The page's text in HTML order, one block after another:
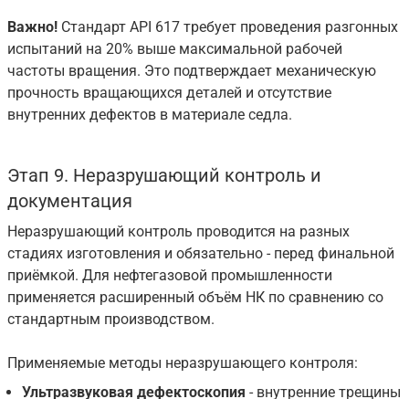
Важно! Стандарт API 617 требует проведения разгонных
испытаний на 20% выше максимальной рабочей
частоты вращения. Это подтверждает механическую
прочность вращающихся деталей и отсутствие
внутренних дефектов в материале седла.
Этап 9. Неразрушающий контроль и
документация
Неразрушающий контроль проводится на разных
стадиях изготовления и обязательно - перед финальной
приёмкой. Для нефтегазовой промышленности
применяется расширенный объём НК по сравнению со
стандартным производством.
Применяемые методы неразрушающего контроля:
Ультразвуковая дефектоскопия - внутренние трещины